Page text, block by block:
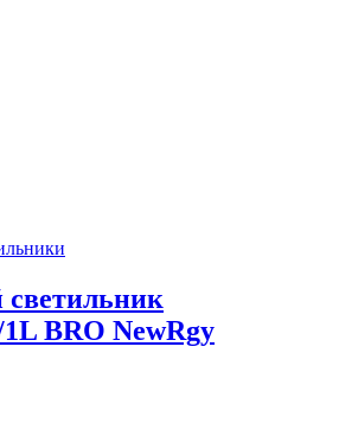
светильник
BRO NewRgy